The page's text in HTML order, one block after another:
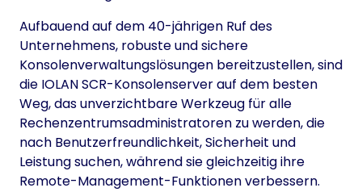
Aufbauend auf dem 40-jährigen Ruf des
Unternehmens, robuste und sichere
Konsolenverwaltungslösungen bereitzustellen, sind
die IOLAN SCR-Konsolenserver auf dem besten
Weg, das unverzichtbare Werkzeug für alle
Rechenzentrumsadministratoren zu werden, die
nach Benutzerfreundlichkeit, Sicherheit und
Leistung suchen, während sie gleichzeitig ihre
Remote-Management-Funktionen verbessern.